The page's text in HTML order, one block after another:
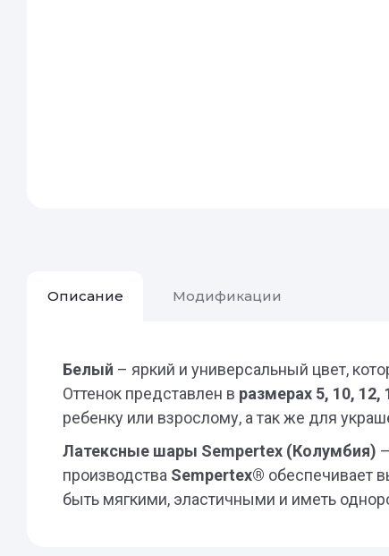
Описание Модификации
Белый – яркий и универсальный цвет,
Оттенок представлен в размерах 5, 10,
ребенку или взрослому, а так же для
Латексные шары Sempertex (Колумбия)
производства Sempertex® обеспечивает
быть мягкими, эластичными и иметь